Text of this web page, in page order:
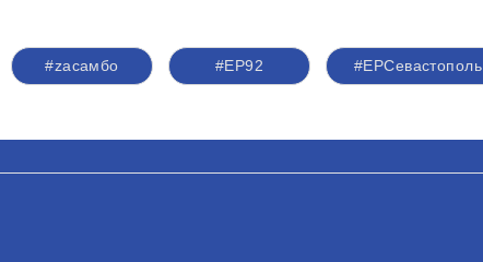
#zасамбо #ЕР92 #ЕРСевастополь